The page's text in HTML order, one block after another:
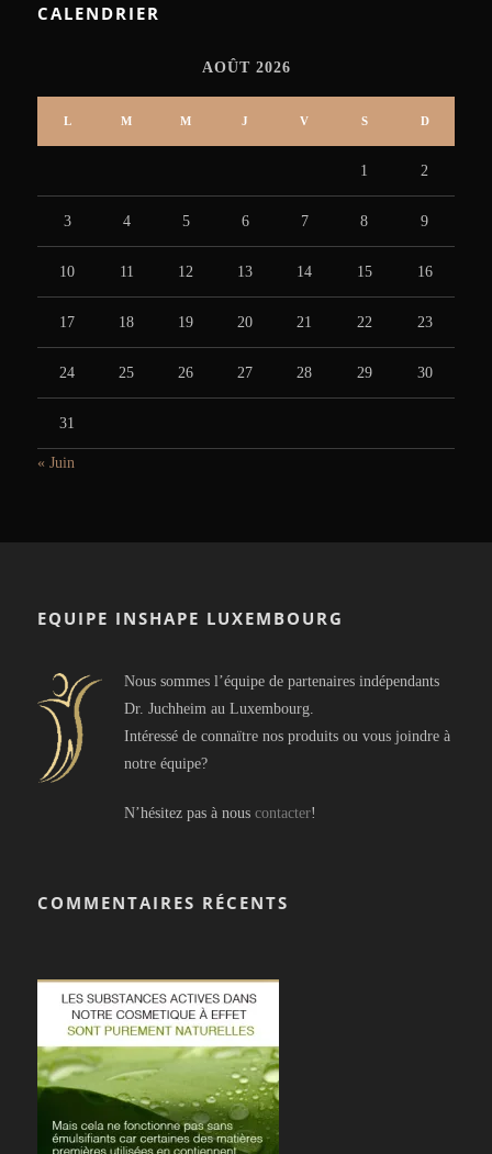
CALENDRIER
AOÛT 2026
L M M J V S D
1 2
3 4 5 6 7 8 9
10 11 12 13 14 15 16
17 18 19 20 21 22 23
24 25 26 27 28 29 30
31
« Juin
EQUIPE INSHAPE LUXEMBOURG
Nous sommes l’équipe de partenaires indépendants
Dr. Juchheim au Luxembourg.
Intéressé de connaïtre nos produits ou vous joindre à
notre équipe?
N’hésitez pas à nous contacter!
COMMENTAIRES RÉCENTS